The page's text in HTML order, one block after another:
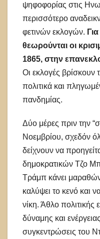
ψηφοφορίας στις
περισσότερο
φετινών εκλογών.
θεωρούνται οι
1865, στην
Οι εκλογές βρίσκουν
πολιτικά και
πανδημίας.
Δύο μέρες πριν την
Νοεμβρίου, σχεδόν
δείχνουν να
δημοκρατικών Τζο
Τράμπ κάνει
καλύψει το κενό και
νίκη. Άθλο πολιτικής
δύναμης και
συγκεντρώσεις του